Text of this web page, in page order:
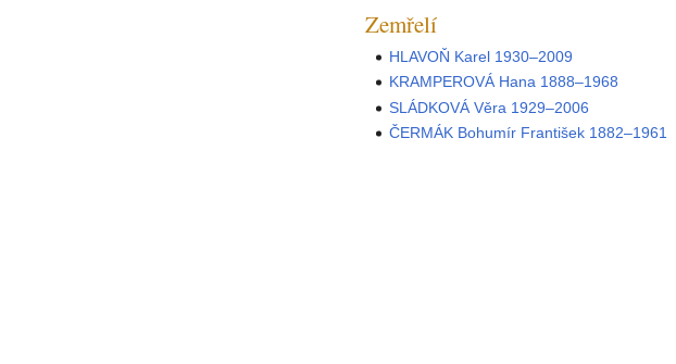
Zemřelí
HLAVOŇ Karel 1930–2009
KRAMPEROVÁ Hana 1888–1968
SLÁDKOVÁ Věra 1929–2006
ČERMÁK Bohumír František 1882–1961